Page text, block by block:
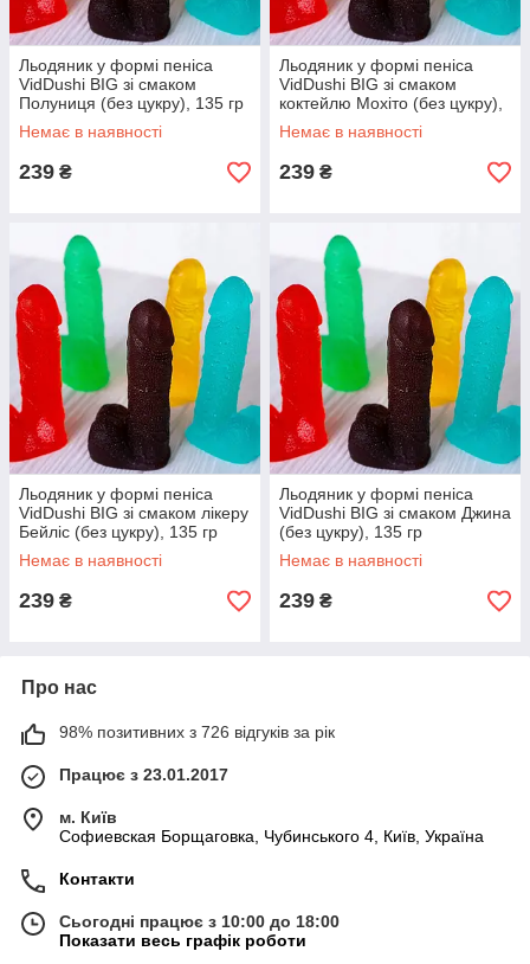
Льодяник у формі пеніса
VidDushi BIG зі смаком
Полуниця (без цукру), 135 гр
Немає в наявності
239 ₴
Льодяник у формі пеніса
VidDushi BIG зі смаком
коктейлю Мохіто (без цукру),
135 гр
Немає в наявності
239 ₴
Льодяник у формі пеніса
VidDushi BIG зі смаком лікеру
Бейліс (без цукру), 135 гр
Немає в наявності
239 ₴
Льодяник у формі пеніса
VidDushi BIG зі смаком Джина
(без цукру), 135 гр
Немає в наявності
239 ₴
Про нас
98% позитивних з 726 відгуків за рік
Працює з 23.01.2017
м. Київ
Софиевская Борщаговка, Чубинського 4, Київ, Україна
Контакти
Сьогодні працює з 10:00 до 18:00
Показати весь графік роботи